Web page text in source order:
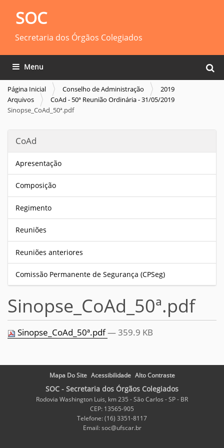
SOC
Secretaria dos Órgãos Colegiados
Busca
Toggle navigation
Página Inicial Conselho de Administração
2019
Arquivos
CoAd - 50ª Reunião Ordinária - 31/05/2019
Sinopse_CoAd_50ª.pdf
CoAd
Apresentação
Composição
Regimento
Reuniões
Reuniões anteriores
Comissão Permanente de Segurança (CPSeg)
Sinopse_CoAd_50ª.pdf
Sinopse_CoAd_50ª.pdf— 359.9 KB
Mapa Do Site Acessibilidade Alto Contraste
SOC - Secretaria dos Órgãos Colegiados
Rodovia Washington Luis, km 235 - São Carlos - SP - BR
CEP: 13565-905
Telefone: (16) 3351-8117
Email: soc@ufscar.br